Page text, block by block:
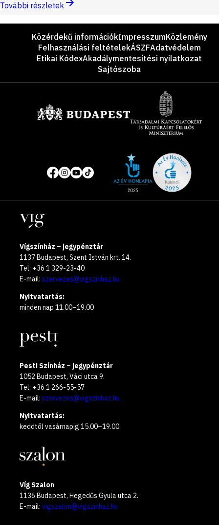
További részletek
LáblécKözérdekű információkImpresszumKözlemény
Felhasználási feltételekÁSZFAdatvédelem
Etikai KódexAkadálymentesítési nyilatkozat
Sajtószoba
Közösségi
média
oldalak
of
year
Helyszínek
Vígszínház – jegypénztár
1137 Budapest, Szent István krt. 14.
Tel: +36 1 329-23-40
E-mail: szervezes@vigszinhaz.hu
Nyitvatartás:
minden nap 11.00–19.00
Pesti Színház – jegypénztár
1052 Budapest, Váci utca 9.
Tel: +36 1 266-55-57
E-mail: szervezes@vigszinhaz.hu
Nyitvatartás:
keddtől vasárnapig 15.00–19.00
Víg Szalon
1136 Budapest, Hegedűs Gyula utca 2.
E-mail: vigszalon@vigszinhaz.hu